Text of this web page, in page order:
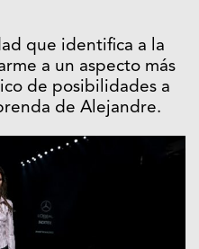
que identifica a la
a un aspecto más
de posibilidades a
de Alejandre.